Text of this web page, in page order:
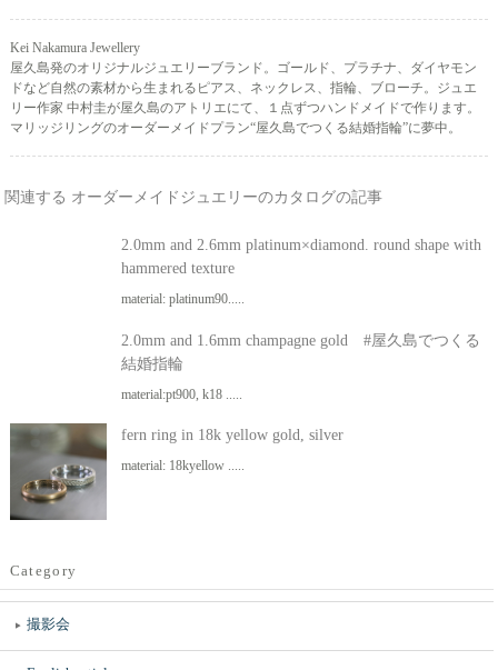
Kei Nakamura Jewellery
屋久島発のオリジナルジュエリーブランド。ゴールド、プラチナ、ダイヤモン
ドなど自然の素材から生まれるピアス、ネックレス、指輪、ブローチ。ジュエ
リー作家 中村圭が屋久島のアトリエにて、１点ずつハンドメイドで作ります。
マリッジリングのオーダーメイドプラン“屋久島でつくる結婚指輪”に夢中。
関連する オーダーメイドジュエリーのカタログの記事
2.0mm and 2.6mm platinum×diamond. round shape with
hammered texture
material: platinum90.....
2.0mm and 1.6mm champagne gold #屋久島でつくる
結婚指輪
material:pt900, k18 .....
fern ring in 18k yellow gold, silver
material: 18kyellow .....
Category
撮影会